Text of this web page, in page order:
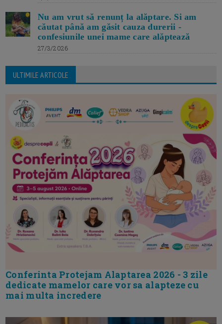
Nu am vrut să renunț la alăptare. Si am
căutat până am găsit cauza durerii -
confesiunile unei mame care alăptează
27/3/2026
ULTIMILE ARTICOLE
Conferinta Protejam Alaptarea 2026 - 3 zile
dedicate mamelor care vor sa alapteze cu
mai multa incredere